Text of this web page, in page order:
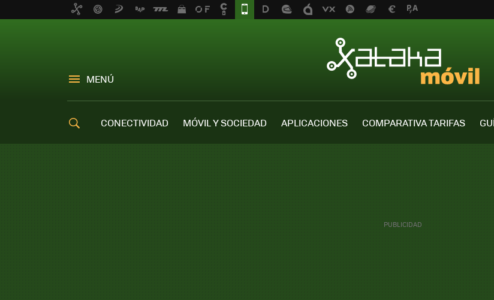
MENÚ
CONECTIVIDAD MÓVIL Y SOCIEDAD APLICACIONES COMPARATIVA TARIFAS